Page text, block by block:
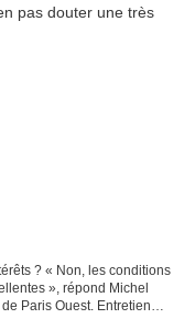
? « Non, les conditions
», répond Michel
Paris Ouest. Entretien